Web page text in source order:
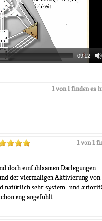
09:12
1 von 1 finden es
1 von 1
doch einfühlsamen Darlegungen.
der viermaligen Aktivierung
natürlich sehr system- und
eng angefühlt.